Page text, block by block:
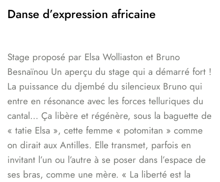
Danse d’expression africaine
Stage proposé par Elsa Wolliaston et Bruno
Besnaïnou Un aperçu du stage qui a démarré fort !
La puissance du djembé du silencieux Bruno qui
entre en résonance avec les forces telluriques du
cantal… Ça libère et régénère, sous la baguette de
« tatie Elsa », cette femme « potomitan » comme
on dirait aux Antilles. Elle transmet, parfois en
invitant l’un ou l’autre à se poser dans l’espace de
ses bras, comme une mère. « La liberté est la